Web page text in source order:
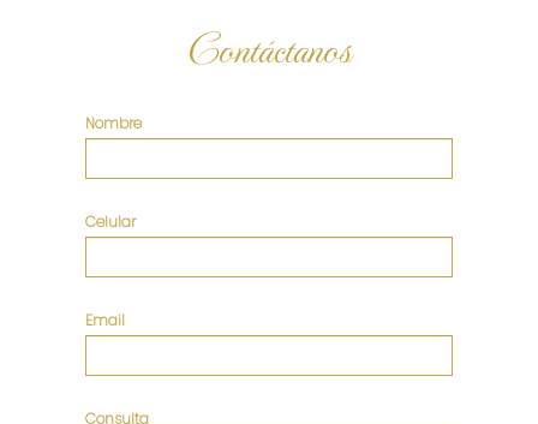
Contáctanos
Nombre
Celular
Email
Consulta